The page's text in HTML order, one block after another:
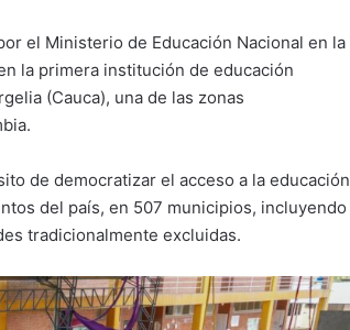
el Ministerio de Educación Nacional en la
la primera institución de educación
(Cauca), una de las zonas
de democratizar el acceso a la educación
del país, en 507 municipios, incluyendo
tradicionalmente excluidas.